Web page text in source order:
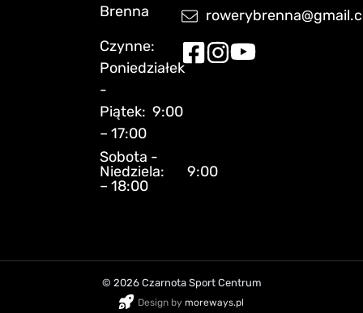
Brenna
Czynne:
Poniedziałek
-
Piątek: 9:00
– 17:00
Sobota -
Niedziela: 9:00
– 18:00
© 2026 Czarnota Sport Centrum
Design by moreways.pl